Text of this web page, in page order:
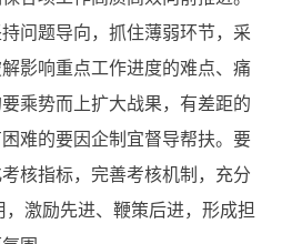
问题导向，抓住薄弱环节，采
影响重点工作进度的难点、痛
乘势而上扩大战果，有差距的
难的要因企制宜督导帮扶。要
核指标，完善考核机制，充分
，激励先进、鞭策后进，形成担